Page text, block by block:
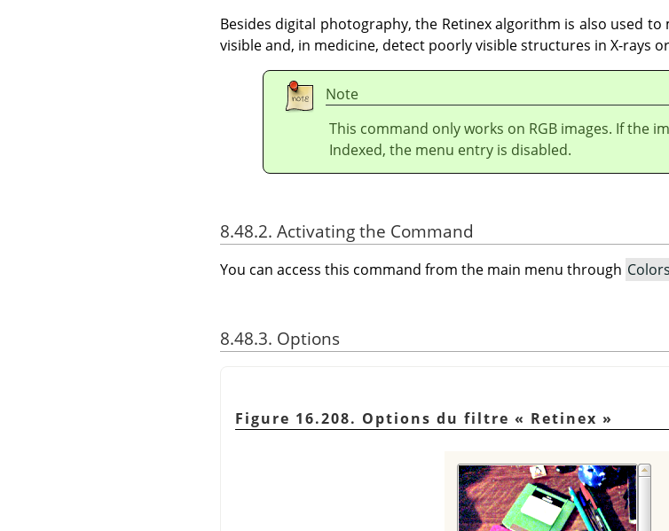
Besides digital photography, the Retinex algorithm is also used
visible and, in medicine, detect poorly visible structures in X-rays
Note
This command only works on RGB images. If the
Indexed, the menu entry is disabled.
8.48.2. Activating the Command
You can access this command from the main menu through Colors
8.48.3. Options
Figure 16.208. Options du filtre « Retinex »